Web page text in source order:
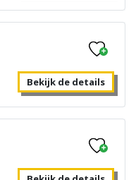
Bekijk de details